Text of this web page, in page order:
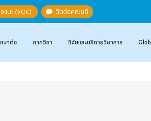
นะ (VOC) ติดต่อคณบดี
ษาต่อ ภาควิชา วิจัยและบริการวิชาการ